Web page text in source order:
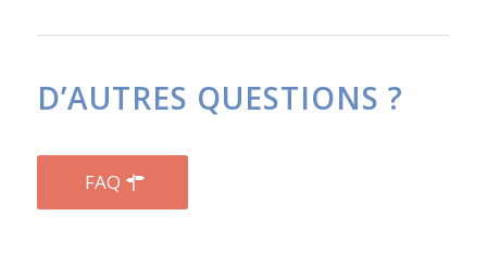
D’AUTRES QUESTIONS ?
FAQ